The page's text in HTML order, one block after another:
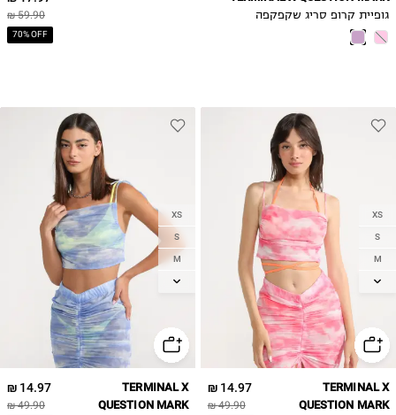
59.90 ₪
70% OFF
גופיית קרופ סריג שקפקפה
XS
S
M
L
14.97 ₪
49.90 ₪
TERMINAL X
QUESTION MARK
XS
S
M
L
14.97 ₪
49.90 ₪
TERMINAL X
QUESTION MARK